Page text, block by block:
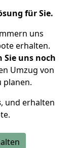
für Sie.
uns
erhalten.
uns noch
Umzug von
planen.
, und erhalten